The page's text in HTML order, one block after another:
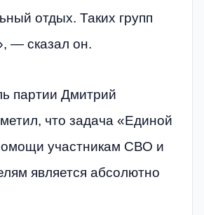
отдых. Таких групп
— сказал он.
партии Дмитрий
что задача «Единой
участникам СВО и
является абсолютно